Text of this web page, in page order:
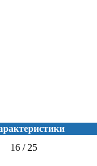
16 / 25